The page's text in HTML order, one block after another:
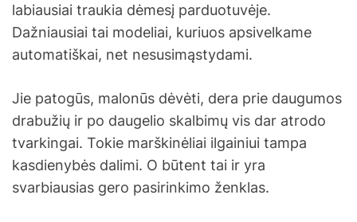
labiausiai traukia dėmesį parduotuvėje.
Dažniausiai tai modeliai, kuriuos apsivelkame
automatiškai, net nesusimąstydami.
Jie patogūs, malonūs dėvėti, dera prie daugumos
drabužių ir po daugelio skalbimų vis dar atrodo
tvarkingai. Tokie marškinėliai ilgainiui tampa
kasdienybės dalimi. O būtent tai ir yra
svarbiausias gero pasirinkimo ženklas.